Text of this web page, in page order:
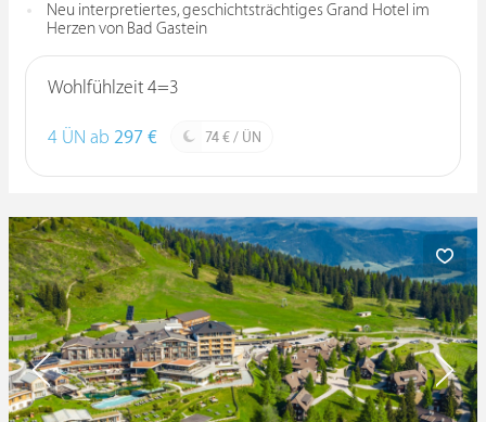
Neu interpretiertes, geschichtsträchtiges Grand Hotel im
Herzen von Bad Gastein
Wohlfühlzeit 4=3
4 ÜN ab 297 € 74 € / ÜN